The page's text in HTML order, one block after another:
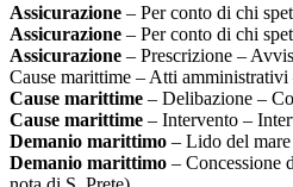
Assicurazione – Per conto di chi
Assicurazione – Per conto di chi
Assicurazione – Prescrizione –
Cause marittime – Atti
Cause marittime – Delibazione –
Cause marittime – Intervento –
Demanio marittimo – Lido del
Demanio marittimo – Concessione